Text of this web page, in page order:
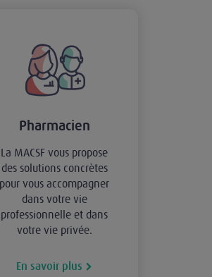
Pharmacien
La MACSF vous propose
des solutions concrètes
pour vous accompagner
dans votre vie
professionnelle et dans
votre vie privée.
En savoir plus